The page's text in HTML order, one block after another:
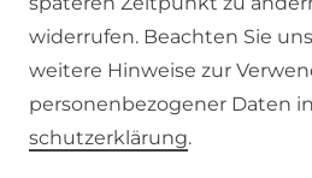
WIDERRUFSRECHT
IMPRESSUM
widerrufen. Beachten Sie
weitere Hinweise zur
personenbezogener Daten
schutz­erklärung.